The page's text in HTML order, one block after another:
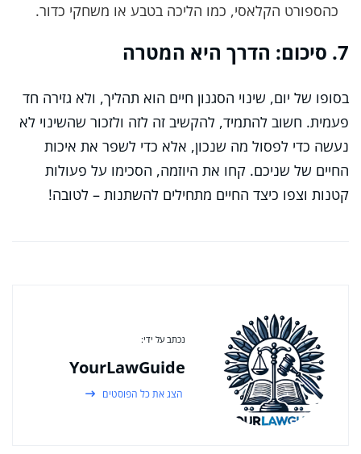
כהספורט הקלאסי, כמו הליכה בטבע או משחקי כדור.
7. סיכום: הדרך היא המטרה
בסופו של יום, שינוי הסגנון חיים הוא תהליך, ולא גזירה חד
פעמית. חשוב להתמיד, להקשיב זה לזה ולזכור שהשינוי לא
נעשה כדי לפסול מה שנכון, אלא כדי לשפר את איכות
החיים של שניכם. קחו את היוזמה, הסכימו על פעולות
קטנות וצפו כיצד החיים מתחילים להשתנות – לטובה!
נכתב על ידי:
YourLawGuide
הצג את כל הפוסטים